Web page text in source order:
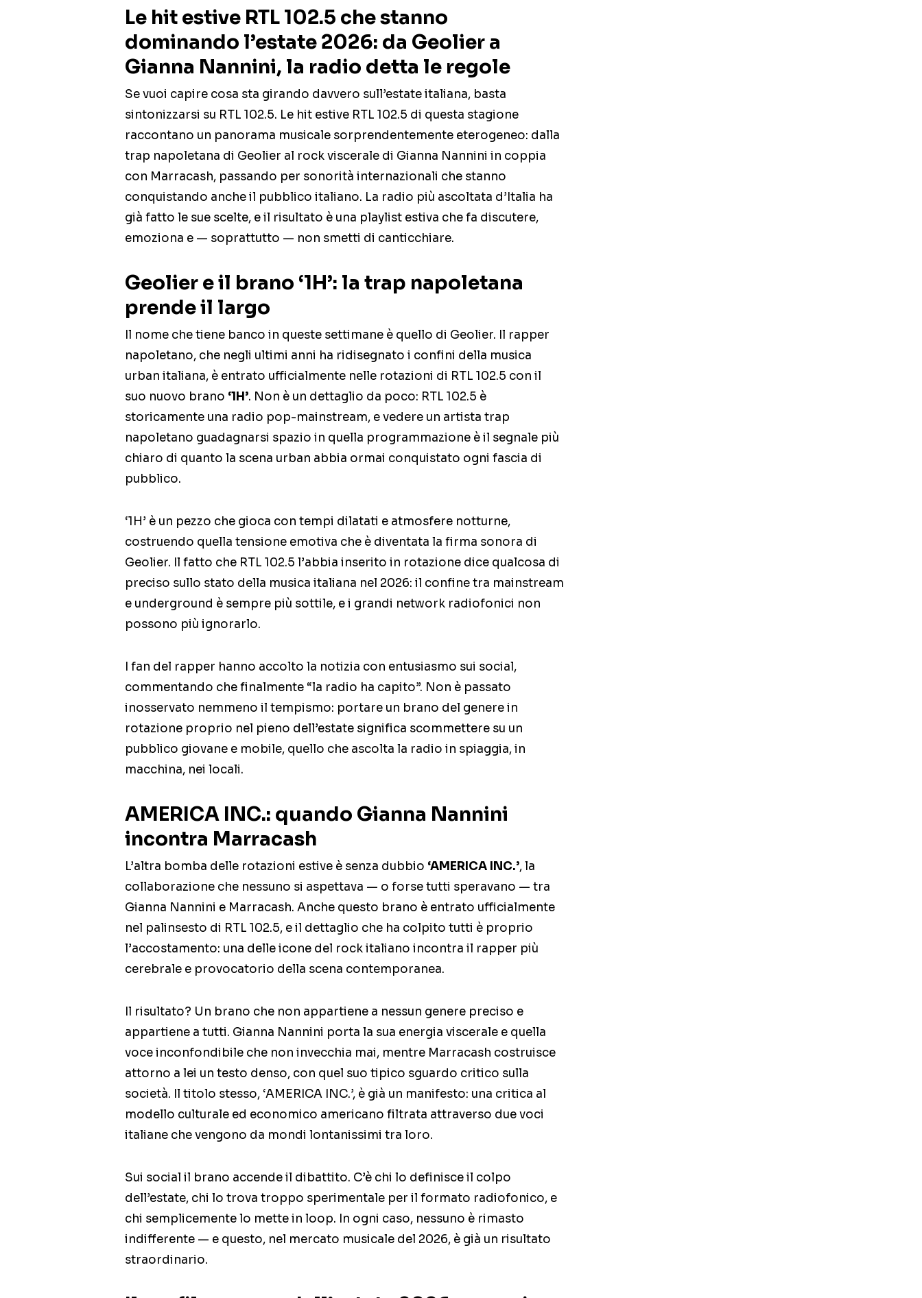
Le hit estive RTL 102.5 che stanno
dominando l’estate 2026: da Geolier a
Gianna Nannini, la radio detta le regole
Se vuoi capire cosa sta girando davvero sull’estate italiana, basta
sintonizzarsi su RTL 102.5. Le hit estive RTL 102.5 di questa stagione
raccontano un panorama musicale sorprendentemente eterogeneo: dalla
trap napoletana di Geolier al rock viscerale di Gianna Nannini in coppia
con Marracash, passando per sonorità internazionali che stanno
conquistando anche il pubblico italiano. La radio più ascoltata d’Italia ha
già fatto le sue scelte, e il risultato è una playlist estiva che fa discutere,
emoziona e — soprattutto — non smetti di canticchiare.
Geolier e il brano ‘1H’: la trap napoletana
prende il largo
Il nome che tiene banco in queste settimane è quello di Geolier. Il rapper
napoletano, che negli ultimi anni ha ridisegnato i confini della musica
urban italiana, è entrato ufficialmente nelle rotazioni di RTL 102.5 con il
suo nuovo brano ‘1H’. Non è un dettaglio da poco: RTL 102.5 è
storicamente una radio pop-mainstream, e vedere un artista trap
napoletano guadagnarsi spazio in quella programmazione è il segnale più
chiaro di quanto la scena urban abbia ormai conquistato ogni fascia di
pubblico.
‘1H’ è un pezzo che gioca con tempi dilatati e atmosfere notturne,
costruendo quella tensione emotiva che è diventata la firma sonora di
Geolier. Il fatto che RTL 102.5 l’abbia inserito in rotazione dice qualcosa di
preciso sullo stato della musica italiana nel 2026: il confine tra mainstream
e underground è sempre più sottile, e i grandi network radiofonici non
possono più ignorarlo.
I fan del rapper hanno accolto la notizia con entusiasmo sui social,
commentando che finalmente “la radio ha capito”. Non è passato
inosservato nemmeno il tempismo: portare un brano del genere in
rotazione proprio nel pieno dell’estate significa scommettere su un
pubblico giovane e mobile, quello che ascolta la radio in spiaggia, in
macchina, nei locali.
AMERICA INC.: quando Gianna Nannini
incontra Marracash
L’altra bomba delle rotazioni estive è senza dubbio ‘AMERICA INC.’, la
collaborazione che nessuno si aspettava — o forse tutti speravano — tra
Gianna Nannini e Marracash. Anche questo brano è entrato ufficialmente
nel palinsesto di RTL 102.5, e il dettaglio che ha colpito tutti è proprio
l’accostamento: una delle icone del rock italiano incontra il rapper più
cerebrale e provocatorio della scena contemporanea.
Il risultato? Un brano che non appartiene a nessun genere preciso e
appartiene a tutti. Gianna Nannini porta la sua energia viscerale e quella
voce inconfondibile che non invecchia mai, mentre Marracash costruisce
attorno a lei un testo denso, con quel suo tipico sguardo critico sulla
società. Il titolo stesso, ‘AMERICA INC.’, è già un manifesto: una critica al
modello culturale ed economico americano filtrata attraverso due voci
italiane che vengono da mondi lontanissimi tra loro.
Sui social il brano accende il dibattito. C’è chi lo definisce il colpo
dell’estate, chi lo trova troppo sperimentale per il formato radiofonico, e
chi semplicemente lo mette in loop. In ogni caso, nessuno è rimasto
indifferente — e questo, nel mercato musicale del 2026, è già un risultato
straordinario.